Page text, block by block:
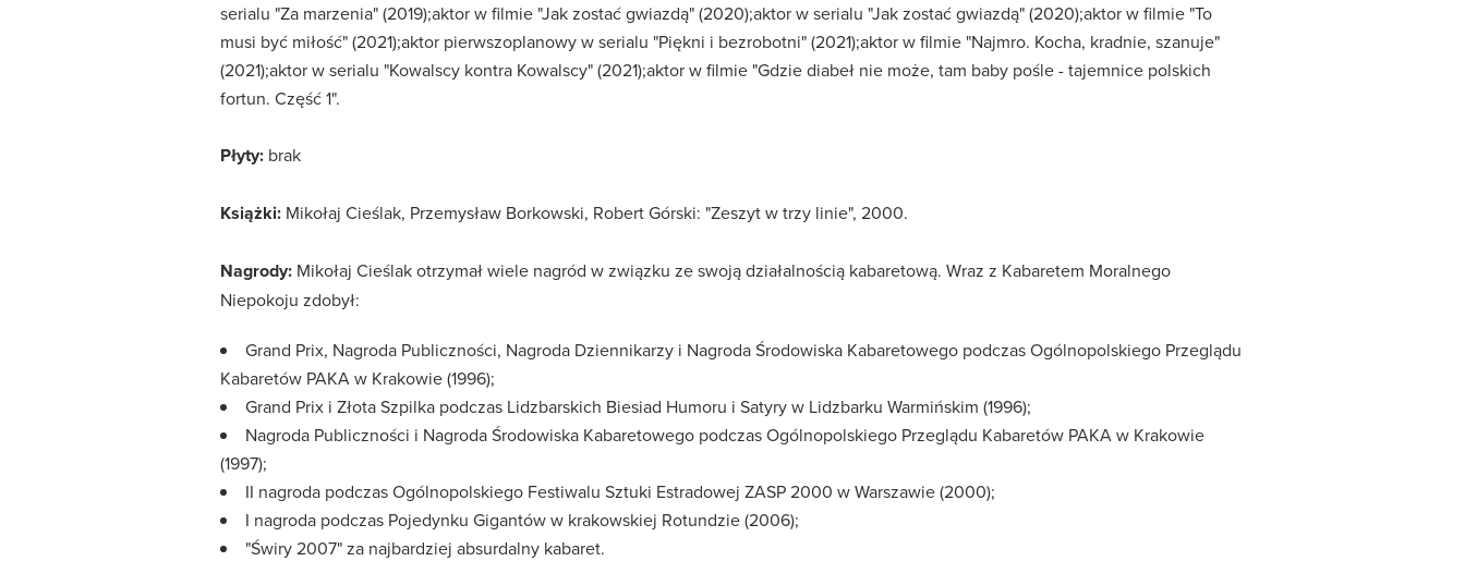
serialu "Za marzenia" (2019);aktor w filmie "Jak zostać gwiazdą" (2020);aktor w serialu "Jak zostać gwiazdą" (2020);aktor w filmie "To
musi być miłość" (2021);aktor pierwszoplanowy w serialu "Piękni i bezrobotni" (2021);aktor w filmie "Najmro. Kocha, kradnie, szanuje"
(2021);aktor w serialu "Kowalscy kontra Kowalscy" (2021);aktor w filmie "Gdzie diabeł nie może, tam baby pośle - tajemnice polskich
fortun. Część 1".
Płyty: brak
Książki: Mikołaj Cieślak, Przemysław Borkowski, Robert Górski: "Zeszyt w trzy linie", 2000.
Nagrody: Mikołaj Cieślak otrzymał wiele nagród w związku ze swoją działalnością kabaretową. Wraz z Kabaretem Moralnego
Niepokoju zdobył:
Grand Prix, Nagroda Publiczności, Nagroda Dziennikarzy i Nagroda Środowiska Kabaretowego podczas Ogólnopolskiego Przeglądu
Kabaretów PAKA w Krakowie (1996);
Grand Prix i Złota Szpilka podczas Lidzbarskich Biesiad Humoru i Satyry w Lidzbarku Warmińskim (1996);
Nagroda Publiczności i Nagroda Środowiska Kabaretowego podczas Ogólnopolskiego Przeglądu Kabaretów PAKA w Krakowie
(1997);
II nagroda podczas Ogólnopolskiego Festiwalu Sztuki Estradowej ZASP 2000 w Warszawie (2000);
I nagroda podczas Pojedynku Gigantów w krakowskiej Rotundzie (2006);
"Świry 2007" za najbardziej absurdalny kabaret.